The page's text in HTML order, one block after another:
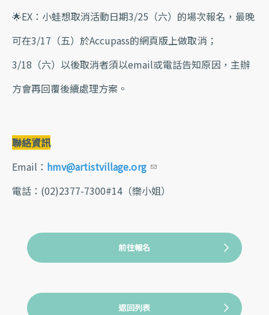
🌟EX：小蛙想取消活動日期3/25（六）的場次報名，最晚
可在3/17（五）於Accupass的網頁版上做取消；
3/18（六）以後取消者須以email或電話告知原因，主辦
方會再回覆後續處理方案。
聯絡資訊
Email： hmv@artistvillage.org (link sends e-mail)
電話：(02)2377-7300#14（欒小姐）
前往報名
返回列表